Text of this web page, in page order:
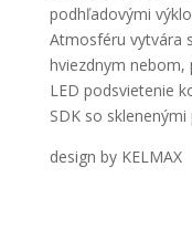
podhľadovými
Atmosféru vytvára
hviezdnym nebom,
LED podsvietenie
SDK so sklenenými
design by KELMAX